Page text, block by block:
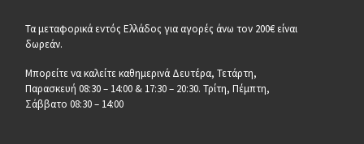
Τα μεταφορικά εντός Ελλάδος για αγορές άνω τον 200€ είναι
δωρεάν.
Μπορείτε να καλείτε καθημερινά Δευτέρα, Τετάρτη,
Παρασκευή 08:30 – 14:00 & 17:30 – 20:30. Τρίτη, Πέμπτη,
Σάββατο 08:30 – 14:00